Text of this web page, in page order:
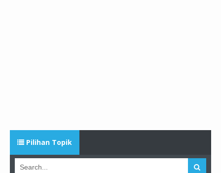
Pilihan Topik